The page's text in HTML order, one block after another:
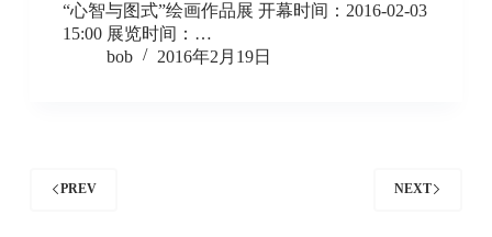
“心智与图式”绘画作品展 开幕时间：2016-02-03
15:00 展览时间：…
bob
2016年2月19日
PREV NEXT